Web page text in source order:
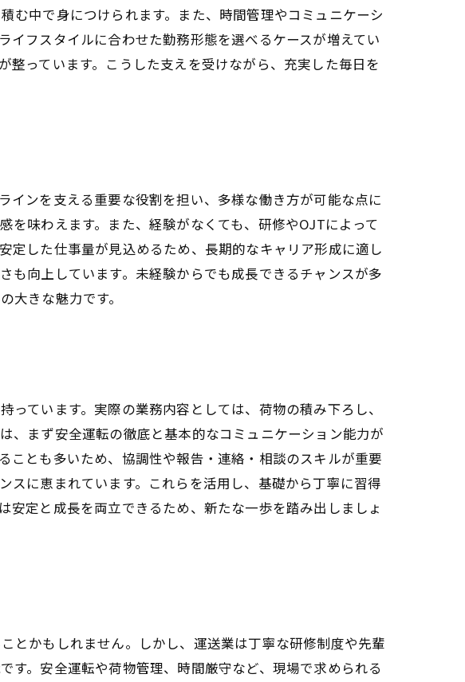
む中で身につけられます。また、時間管理やコミュニケーシ
フスタイルに合わせた勤務形態を選べるケースが増えてい
っています。こうした支えを受けながら、充実した毎日を
ンを支える重要な役割を担い、多様な働き方が可能な点に
味わえます。また、経験がなくても、研修やOJTによって
定した仕事量が見込めるため、長期的なキャリア形成に適し
も向上しています。未経験からでも成長できるチャンスが多
大きな魅力です。
ています。実際の業務内容としては、荷物の積み下ろし、
、まず安全運転の徹底と基本的なコミュニケーション能力が
ことも多いため、協調性や報告・連絡・相談のスキルが重要
スに恵まれています。これらを活用し、基礎から丁寧に習得
定と成長を両立できるため、新たな一歩を踏み出しましょ
とかもしれません。しかし、運送業は丁寧な研修制度や先輩
す。安全運転や荷物管理、時間厳守など、現場で求められる